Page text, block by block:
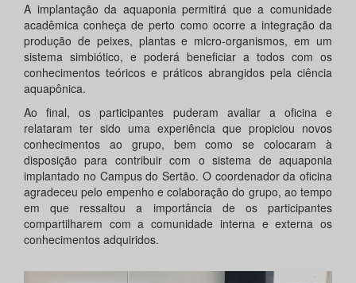
A implantação da aquaponia permitirá que a comunidade
acadêmica conheça de perto como ocorre a integração da
produção de peixes, plantas e micro-organismos, em um
sistema simbiótico, e poderá beneficiar a todos com os
conhecimentos teóricos e práticos abrangidos pela ciência
aquapônica.
Ao final, os participantes puderam avaliar a oficina e
relataram ter sido uma experiência que propiciou novos
conhecimentos ao grupo, bem como se colocaram à
disposição para contribuir com o sistema de aquaponia
implantado no Campus do Sertão. O coordenador da oficina
agradeceu pelo empenho e colaboração do grupo, ao tempo
em que ressaltou a importância de os participantes
compartilharem com a comunidade interna e externa os
conhecimentos adquiridos.